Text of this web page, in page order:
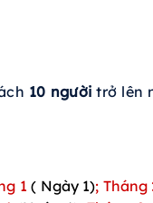
10 người trở lên
1( Ngày 1);